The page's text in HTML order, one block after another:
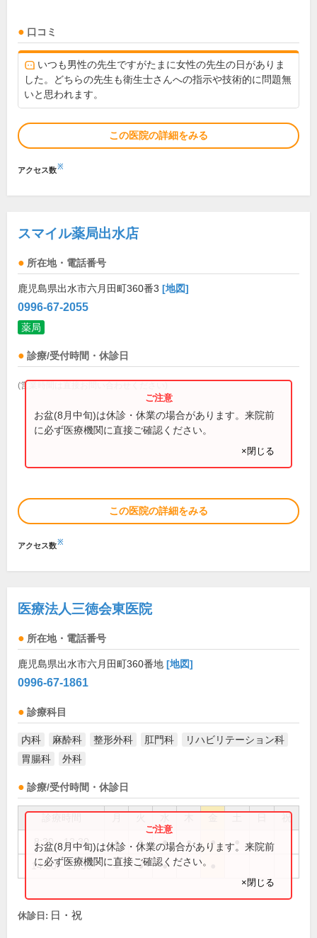
口コミ
いつも男性の先生ですがたまに女性の先生の日がありま
した。どちらの先生も衛生士さんへの指示や技術的に問題無
いと思われます。
この医院の詳細をみる
アクセス数※
スマイル薬局出水店
所在地・電話番号
鹿児島県出水市六月田町360番3 [地図]
0996-67-2055
薬局
診療/受付時間・休診日
(営業時間は直接お問い合わせください)
お盆(8月中旬)は休診・休業の場合があります。来院前
に必ず医療機関に直接ご確認ください。
×閉じる
この医院の詳細をみる
アクセス数※
医療法人三徳会東医院
所在地・電話番号
鹿児島県出水市六月田町360番地 [地図]
0996-67-1861
診療科目
内科 麻酔科 整形外科 肛門科
リハビリテーション科
胃腸科
外科
診療/受付時間・休診日
祝
8:30～12:30 ● ● ● ● ●
14:00～17:30 ● ● ●
お盆(8月中旬)は休診・休業の場合があります。来院前
に必ず医療機関に直接ご確認ください。
×閉じる
休診日: 日・祝